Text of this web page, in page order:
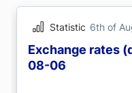
Statistic 6th of
Exchange rates
08-06